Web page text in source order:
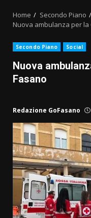
Home
Secondo Piano
Nuova ambulanza per la
Secondo Piano Social
Nuova
Fasano
Redazione GoFasano